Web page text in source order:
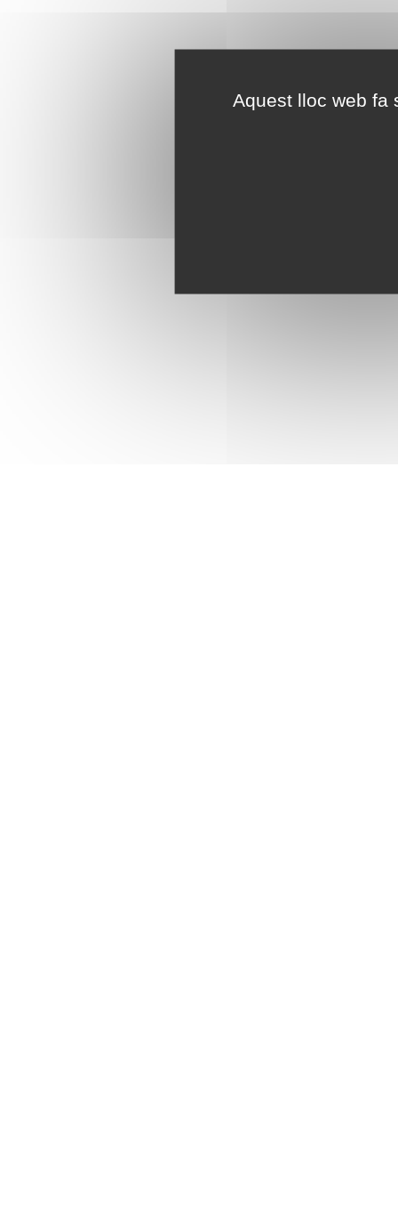
Aquest lloc web fa